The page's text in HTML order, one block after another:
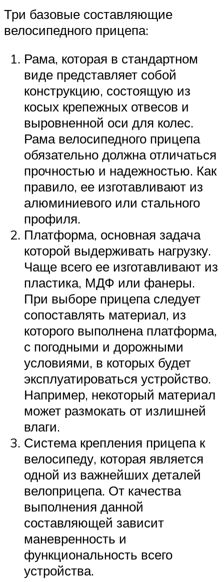
Три базовые составляющие
велосипедного прицепа:
Рама, которая в стандартном
виде представляет собой
конструкцию, состоящую из
косых крепежных отвесов и
выровненной оси для колес.
Рама велосипедного прицепа
обязательно должна отличаться
прочностью и надежностью. Как
правило, ее изготавливают из
алюминиевого или стального
профиля.
Платформа, основная задача
которой выдерживать нагрузку.
Чаще всего ее изготавливают из
пластика, МДФ или фанеры.
При выборе прицепа следует
сопоставлять материал, из
которого выполнена платформа,
с погодными и дорожными
условиями, в которых будет
эксплуатироваться устройство.
Например, некоторый материал
может размокать от излишней
влаги.
Система крепления прицепа к
велосипеду, которая является
одной из важнейших деталей
велоприцепа. От качества
выполнения данной
составляющей зависит
маневренность и
функциональность всего
устройства.